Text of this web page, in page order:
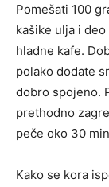
Pomešati 100
kašike ulja i
hladne kafe.
polako dodate
dobro spojeno.
prethodno
peče oko 30
Kako se kora